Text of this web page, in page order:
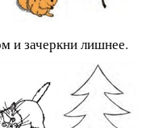
и зачеркни лишнее.